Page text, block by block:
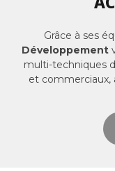
Grâce à ses
Développement
multi-techniques
et commerciaux,